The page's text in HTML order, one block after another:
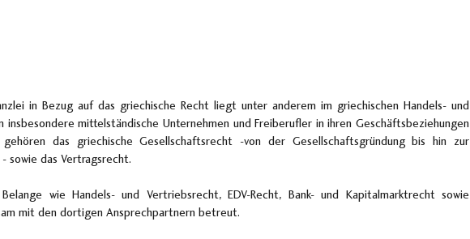
in Bezug auf das griechische Recht liegt unter anderem im griechischen Handels- und
insbesondere mittelständische Unternehmen und Freiberufler in ihren Geschäftsbeziehungen
das griechische Gesellschaftsrecht -von der Gesellschaftsgründung bis hin zur
sowie das Vertragsrecht.
wie Handels- und Vertriebsrecht, EDV-Recht, Bank- und Kapitalmarktrecht sowie
mit den dortigen Ansprechpartnern betreut.